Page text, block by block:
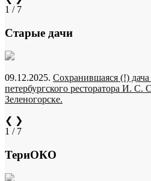
1 / 7
Старые дачи
09.12.2025. Сохранившаяся (!)
петербургского ресторатора И. С.
Зеленогорске.
❮ ❯
1 / 7
ТериОКО